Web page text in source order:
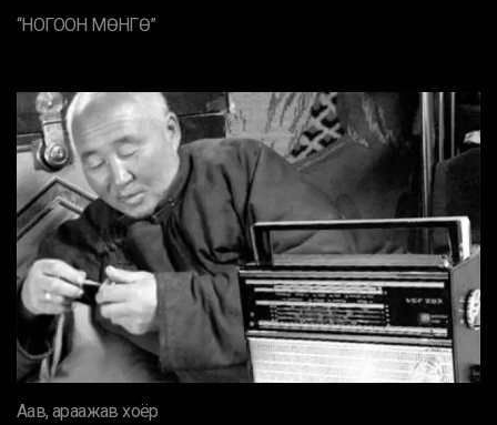
“НОГООН МӨНГӨ”
Аав, араажав хоёр